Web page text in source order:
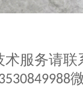
服务请